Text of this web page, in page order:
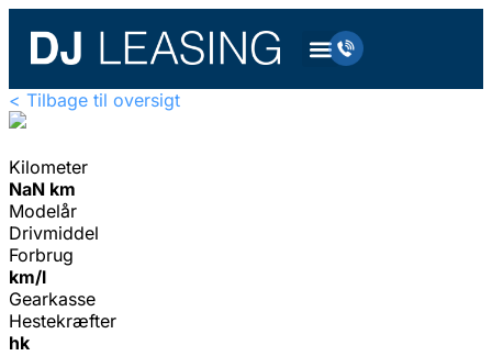
< Tilbage til oversigt
Kilometer
NaN km
Modelår
Drivmiddel
Forbrug
km/l
Gearkasse
Hestekræfter
hk